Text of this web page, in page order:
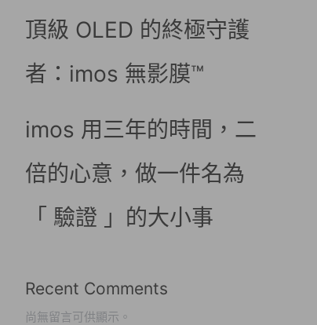
頂級 OLED 的終極守護
者：imos 無影膜™
imos 用三年的時間，二
倍的心意，做一件名為
「 驗證 」的大小事
Recent Comments
尚無留言可供顯示。